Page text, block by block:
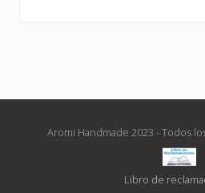
Aromi Handmade 2023 - Todos
Libro de